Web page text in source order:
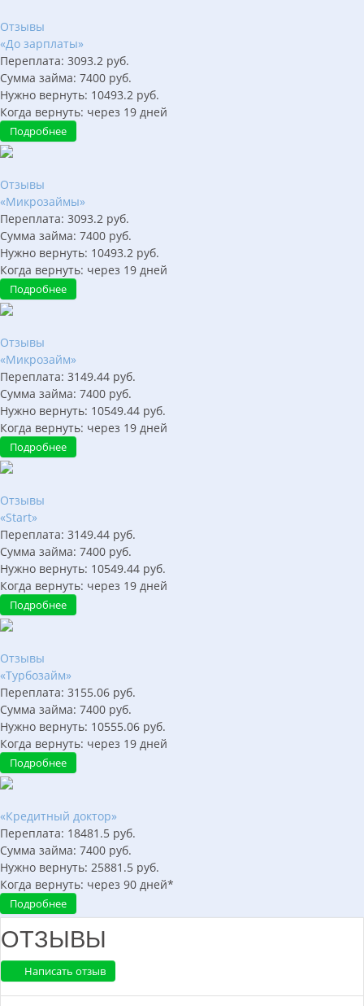
Отзывы
«До зарплаты»
Переплата: 3093.2 руб.
Сумма займа: 7400 руб.
Нужно вернуть: 10493.2 руб.
Когда вернуть: через 19 дней
Подробнее
Отзывы
«Микрозаймы»
Переплата: 3093.2 руб.
Сумма займа: 7400 руб.
Нужно вернуть: 10493.2 руб.
Когда вернуть: через 19 дней
Подробнее
Отзывы
«Микрозайм»
Переплата: 3149.44 руб.
Сумма займа: 7400 руб.
Нужно вернуть: 10549.44 руб.
Когда вернуть: через 19 дней
Подробнее
Отзывы
«Start»
Переплата: 3149.44 руб.
Сумма займа: 7400 руб.
Нужно вернуть: 10549.44 руб.
Когда вернуть: через 19 дней
Подробнее
Отзывы
«Турбозайм»
Переплата: 3155.06 руб.
Сумма займа: 7400 руб.
Нужно вернуть: 10555.06 руб.
Когда вернуть: через 19 дней
Подробнее
«Кредитный доктор»
Переплата: 18481.5 руб.
Сумма займа: 7400 руб.
Нужно вернуть: 25881.5 руб.
Когда вернуть: через 90 дней*
Подробнее
ОТЗЫВЫ
Написать отзыв